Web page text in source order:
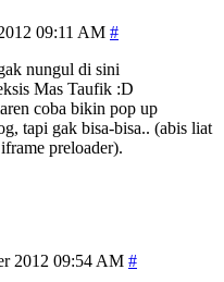
09:11 AM
nungul di sini
Mas Taufik :D
coba bikin pop up
tapi gak bisa-bisa.. (abis liat
preloader).
2012 09:54 AM